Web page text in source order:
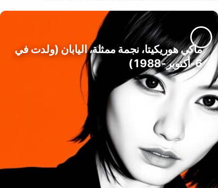
ماكي هوريكيتا، نجمة ممثلة، اليابان (ولدت في
6-أكتوبر-1988)